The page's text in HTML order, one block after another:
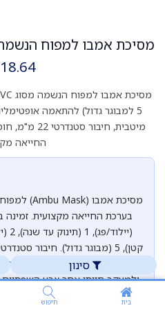
סינון
בית חיפוש
18.64
5 למבוגר גדול) להתאמה
מיטבית,
החייאה
האמבו בשוק. חומר רך ושקוף
ולמעקב חזותי אחר צבע
הצלה, חדרי חירום,